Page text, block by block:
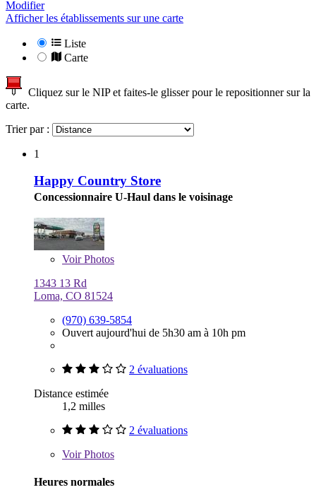
Modifier
Afficher les établissements sur une carte
Liste
Carte
Cliquez sur le NIP et faites-le glisser pour le repositionner sur la
carte.
Trier par :
1
Happy Country Store
Concessionnaire U-Haul dans le voisinage
VoirPhotos
1343 13 Rd
Loma, CO 81524
(970) 639-5854
Ouvert aujourd'hui de 5h30 am à 10h pm
2 évaluations
Distance estimée
1,2 milles
2 évaluations
VoirPhotos
Heures normales